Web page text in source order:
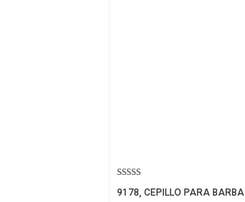
Valorado
9178, CEPILLO PARA BARBA